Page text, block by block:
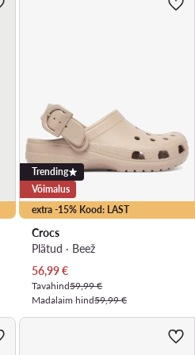
extra -15% Kood: LAST
Trending
Võimalus
Crocs
Plätud · Beež
Praegune hind
56,99€
Tavahind59,99 €
Madalaim hind59,99 €